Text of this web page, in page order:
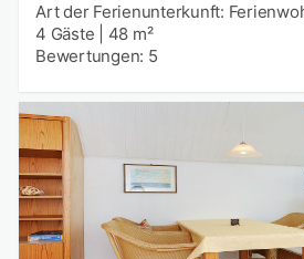
Art der Ferienunterkunft:
4 Gäste
48 m²
Bewertungen: 5